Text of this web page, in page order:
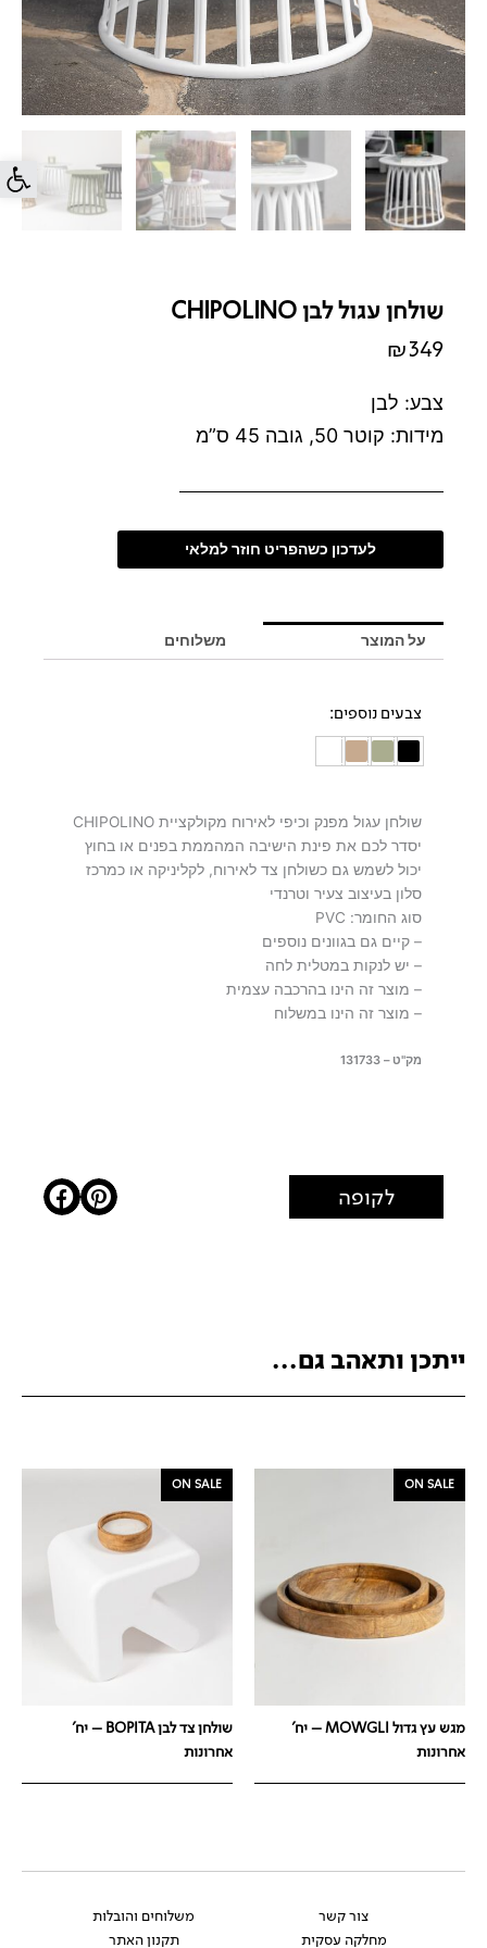
פתח
שולחן עגול לבן CHIPOLINO
₪349
צבע: לבן
מידות: קוטר 50, גובה 45 ס”מ
לעדכון כשהפריט חוזר למלאי
על המוצר משלוחים
צבעים נוספים:
שולחן עגול מפנק וכיפי לאירוח מקולקציית CHIPOLINO
יסדר לכם את פינת הישיבה המהממת בפנים או בחוץ
יכול לשמש גם כשולחן צד לאירוח, לקליניקה או כמרכז
סלון בעיצוב צעיר וטרנדי
סוג החומר: PVC
– קיים גם בגוונים נוספים
– יש לנקות במטלית לחה
– מוצר זה הינו בהרכבה עצמית
– מוצר זה הינו במשלוח
מק"ט – 131733
לקופה
ייתכן ותאהב גם...
ON SALE
מגש עץ גדול MOWGLI – יח'
אחרונות
ON SALE
שולחן צד לבן BOPITA – יח'
אחרונות
צור קשר
מחלקה עסקית
משלוחים והובלות
תקנון האתר